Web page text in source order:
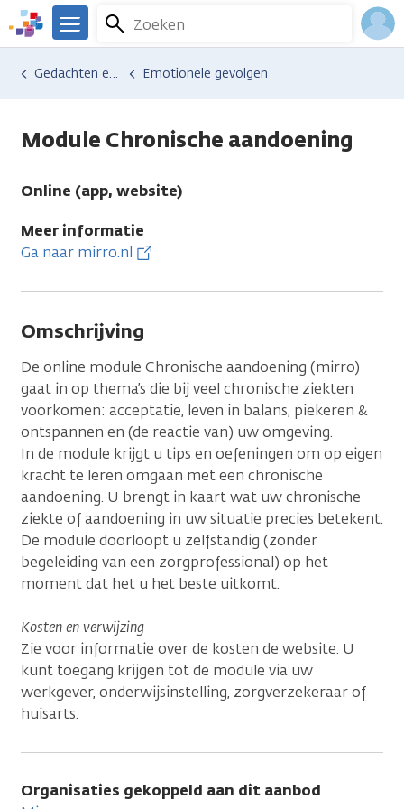
Overslaan
en
naar
We
er
Kanker.nl
Zoeken
Menu
Hulp en ondersteuning
Vind hulp bij kanker
Gedachten en emoties Emotionele gevolgen
Module Chronische aandoening
Online (app, website)
Meer informatie
Ga naar mirro.nl
Omschrijving
De online module Chronische aandoening (mirro)
gaat in op thema’s die bij veel chronische ziekten
voorkomen: acceptatie, leven in balans, piekeren &
ontspannen en (de reactie van) uw omgeving.
In de module krijgt u tips en oefeningen om op eigen
kracht te leren omgaan met een chronische
aandoening. U brengt in kaart wat uw chronische
ziekte of aandoening in uw situatie precies betekent.
De module doorloopt u zelfstandig (zonder
begeleiding van een zorgprofessional) op het
moment dat het u het beste uitkomt.
Kosten en verwijzing
Zie voor informatie over de kosten de website. U
kunt toegang krijgen tot de module via uw
werkgever, onderwijsinstelling, zorgverzekeraar of
huisarts.
Organisaties gekoppeld aan dit aanbod